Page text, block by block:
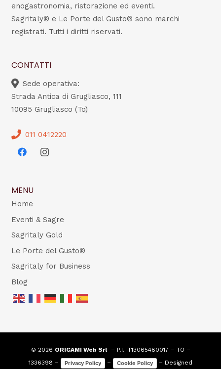
enogastronomia, ristorazione ed eventi.
Sagritaly® e Le Porte del Gusto® sono marchi
registrati. Tutti i diritti riservati.
CONTATTI
Sede operativa:
Strada Antica di Grugliasco, 111
10095 Grugliasco (To)
011 0412220
MENU
Home
Eventi & Sagre
Sagritaly Gold
Le Porte del Gusto®
Sagritaly for Business
Blog
© 2026 ORIGAMI Web Srl– P.I. IT13065480017 – TO –
1336398 –
Privacy Policy – Cookie Policy – Designed